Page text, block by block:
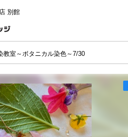
別館
教室～ボタニカル染色～7/30